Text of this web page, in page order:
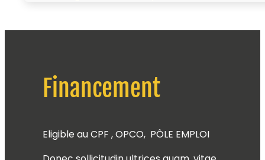
Financement
Eligible au CPF , OPCO, PÔLE EMPLOI